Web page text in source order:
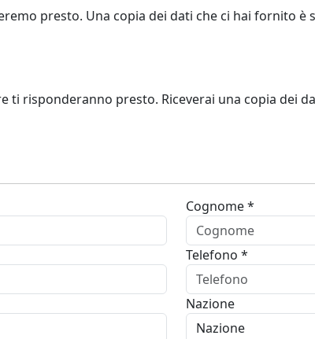
presto. Una copia dei dati che ci hai fornito è
risponderanno presto. Riceverai una copia dei
Cognome *
Telefono *
Nazione